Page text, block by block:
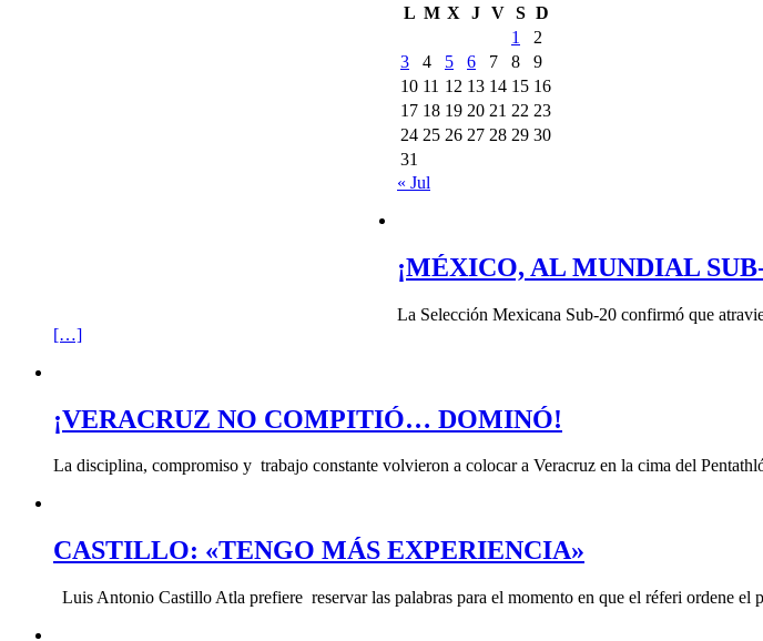
L M X J V S D
1
2
3
4 5 6 7 8
9
10 11 12 13 14 15 16
17 18 19 20 21 22 23
24 25 26 27 28 29 30
31
« Jul
¡MÉXICO, AL MUNDIAL
La Selección Mexicana Sub-20 confirmó que
[…]
¡VERACRUZ NO COMPITIÓ… DOMINÓ!
La disciplina, compromiso y trabajo constante volvieron a colocar a Veracruz en la cima del
CASTILLO: «TENGO MÁS EXPERIENCIA»
Luis Antonio Castillo Atla prefiere reservar las palabras para el momento en que el réferi ordene